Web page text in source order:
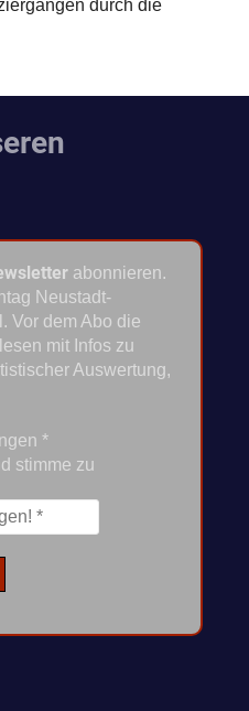
durch die
abonnieren.
Neustadt-
Vor dem Abo die
mit Infos zu
Auswertung,
*
stimme zu